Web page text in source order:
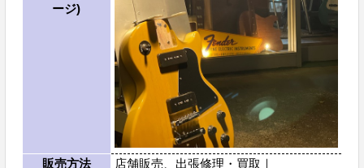
ージ)
販売方法 店舗販売、出張修理・買取｜